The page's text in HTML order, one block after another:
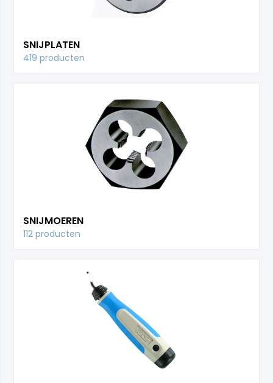
SNIJPLATEN
419 producten
SNIJMOEREN
112 producten